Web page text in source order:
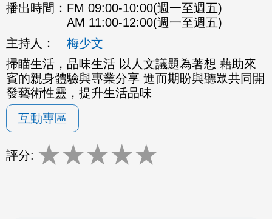
播出時間： FM 09:00-10:00(週一至週五)
AM 11:00-12:00(週一至週五)
主持人：
梅少文
掃瞄生活，品味生活 以人文議題為著想 藉助來
賓的親身體驗與專業分享 進而期盼與聽眾共同開
發藝術性靈，提升生活品味
互動專區
評分: ★★★★★